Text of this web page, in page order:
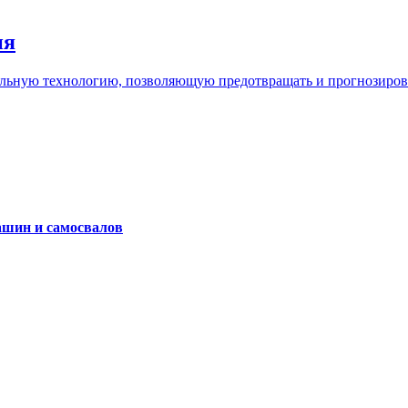
технологию, позволяющую предотвращать и
и самосвалов